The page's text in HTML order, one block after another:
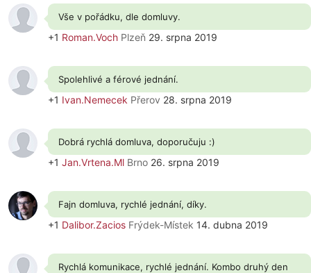
Vše v pořádku, dle domluvy.
+1 Roman.Voch Plzeň 29. srpna 2019
Spolehlivé a férové jednání.
+1 Ivan.Nemecek Přerov 28. srpna 2019
Dobrá rychlá domluva, doporučuju :)
+1 Jan.Vrtena.Ml Brno 26. srpna 2019
Fajn domluva, rychlé jednání, díky.
+1 Dalibor.Zacios Frýdek-Místek 14. dubna 2019
Rychlá komunikace, rychlé jednání. Kombo druhý den